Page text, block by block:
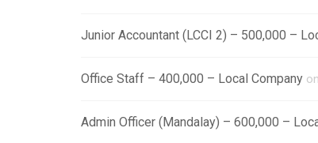
Junior Accountant (LCCI 2) – 500,000 –
Office Staff – 400,000 – Local Company on
Admin Officer (Mandalay) – 600,000 –